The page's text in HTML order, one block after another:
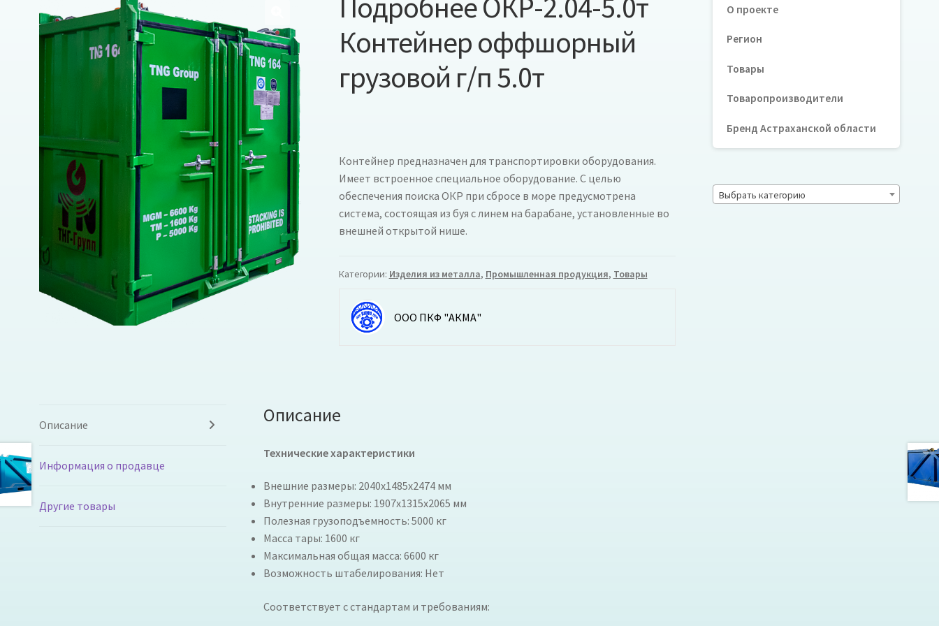
Контейнер оффшорный
грузовой г/п 5.0т
Контейнер предназначен для транспортировки оборудования.
Имеет встроенное специальное оборудование. С целью
обеспечения поиска ОКР при сбросе в море предусмотрена
система, состоящая из буя с линем на барабане, установленные во
внешней открытой нише.
Категории: Изделия из металла, Промышленная продукция, Товары
ООО ПКФ "АКМА"
Описание
Информация о продавце
Другие товары
Описание
Технические характеристики
Внешние размеры: 2040x1485x2474 мм
Внутренние размеры: 1907x1315x2065 мм
Полезная грузоподъемность: 5000 кг
Масса тары: 1600 кг
Максимальная общая масса: 6600 кг
Возможность штабелирования: Нет
Cоответствует с стандартам и требованиям:
О проекте
Регион
Товары
Товаропроизводители
Бренд Астраханской области
Выбрать категорию